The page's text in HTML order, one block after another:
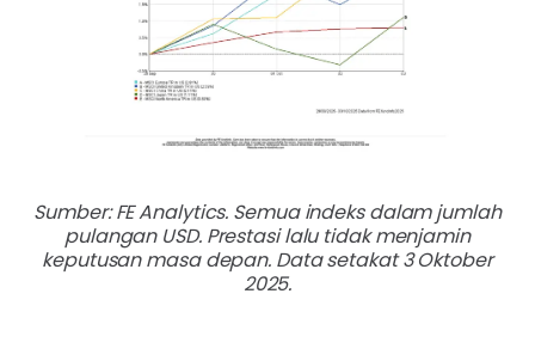
Sumber: FE Analytics. Semua indeks dalam jumlah
pulangan USD. Prestasi lalu tidak menjamin
keputusan masa depan. Data setakat 3 Oktober
2025.